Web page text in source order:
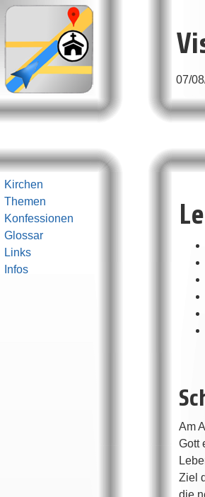
07/
Kirchen
Themen
Konfessionen
Glossar
Links
Infos
Am
Gott
Ziel
die